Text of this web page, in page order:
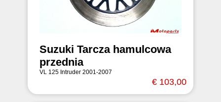
Suzuki Tarcza hamulcowa
przednia
VL 125 Intruder 2001-2007
€ 103,00